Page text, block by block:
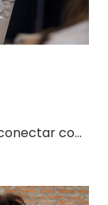
con
En
recurso